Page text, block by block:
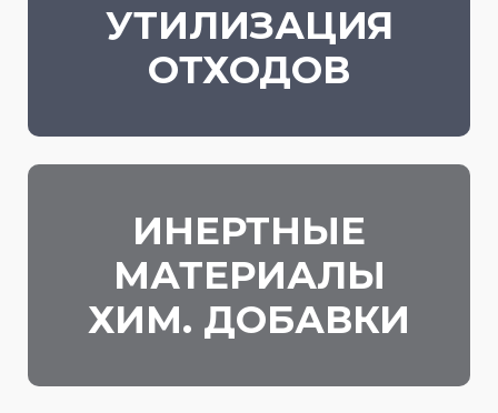
УТИЛИЗАЦИЯ
ОТХОДОВ
ИНЕРТНЫЕ
МАТЕРИАЛЫ
ХИМ. ДОБАВКИ